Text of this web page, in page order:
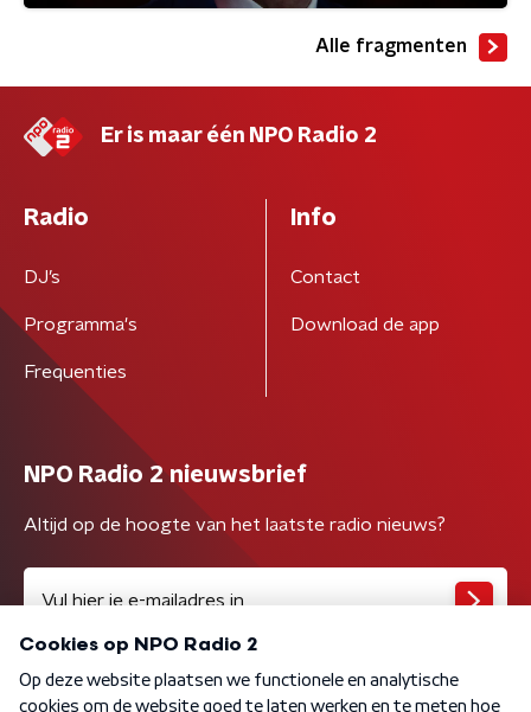
Alle fragmenten
Er is maar één NPO Radio 2
Radio
DJ’s
Programma's
Frequenties
Info
Contact
Download de app
NPO Radio 2 nieuwsbrief
Altijd op de hoogte van het laatste radio nieuws?